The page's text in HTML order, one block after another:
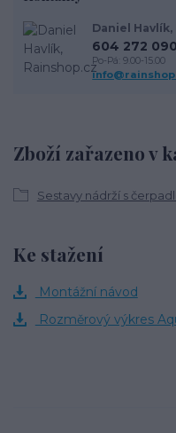
Zboží zařazeno v
Sestavy nádrží s
Daniel
604 272 090
Po-Pá: 9.00-15.00
Ke stažení
Montážní návod
Rozměrový výkres